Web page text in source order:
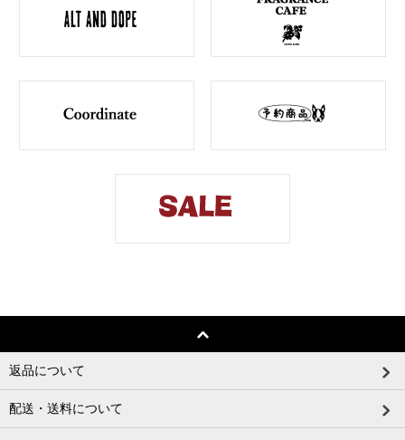
返品について
配送・送料について